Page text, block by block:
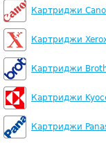
Картриджи
Картриджи
Картриджи
Картриджи
Картриджи